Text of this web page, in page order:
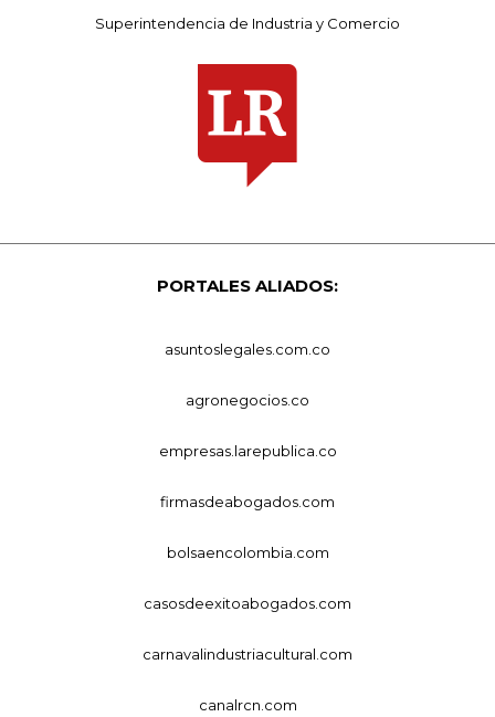
Superintendencia de Industria y Comercio
PORTALES ALIADOS:
asuntoslegales.com.co
agronegocios.co
empresas.larepublica.co
firmasdeabogados.com
bolsaencolombia.com
casosdeexitoabogados.com
carnavalindustriacultural.com
canalrcn.com